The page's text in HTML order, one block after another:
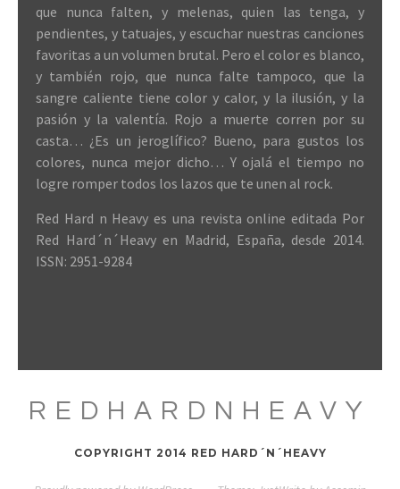
que nunca falten, y melenas, quien las tenga, y
pendientes, y tatuajes, y escuchar nuestras canciones
favoritas a un volumen brutal. Pero el color es blanco,
y también rojo, que nunca falte tampoco, que la
sangre caliente tiene color y calor, y la ilusión, y la
pasión y la valentía. Rojo a muerte corren por su
casta… ¿Es un jeroglífico? Bueno, para gustos los
colores, nunca mejor dicho… Y ojalá el tiempo no
logre romper todos los lazos que te unen al rock.
Red Hard n Heavy es una revista online editada Por
Red Hard´n´Heavy en Madrid, España, desde 2014.
ISSN: 2951-9284
REDHARDNHEAVY
COPYRIGHT 2014 RED HARD´N´HEAVY